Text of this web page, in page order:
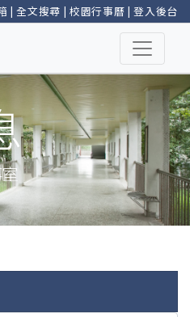
|全文搜尋 | 校園行事曆 |登入後台